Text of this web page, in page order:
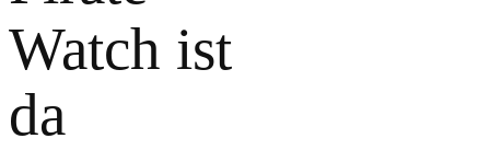
Watch ist
da